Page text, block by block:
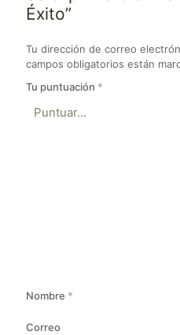
Éxito”
Tu dirección de correo
campos obligatorios están
Tu puntuación *
Nombre *
Correo